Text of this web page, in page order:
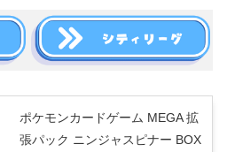
ポケモンカードゲーム MEGA 拡
張パック ニンジャスピナー BOX